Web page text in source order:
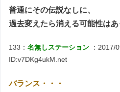
普通にその伝説なしに、
過去変えたら消える可能性はあ
133：名無しステーション
：2017/
ID:v7DKg4ukM.net
バランス・・・